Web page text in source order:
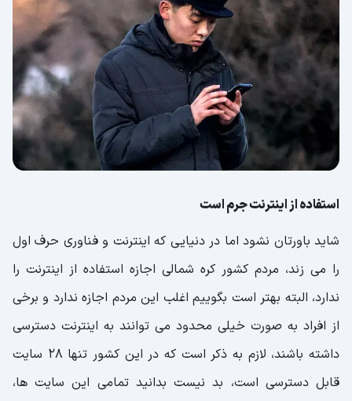
استفاده از اینترنت جرم است
شاید باورتان نشود اما در دنیایی که اینترنت و فناوری حرف اول
را می زند، مردم کشور کره شمالی اجازه استفاده از اینترنت را
ندارد، البته بهتر است بگوییم اغلب این مردم اجازه ندارد و برخی
از افراد به صورت خیلی محدود می توانند به اینترنت دسترسی
داشته باشند، لازم به ذکر است که در این کشور تنها 28 سایت
قابل دسترسی است، بد نیست بدانید تمامی این سایت ها،